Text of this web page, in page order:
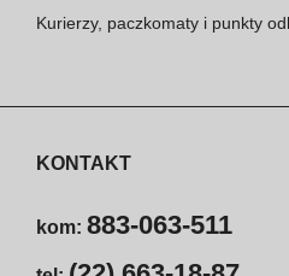
Kurierzy, paczkomaty i punkty
KONTAKT
kom: 883-063-511